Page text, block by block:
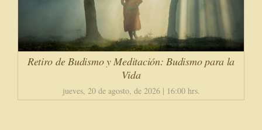
Retiro de Budismo y Meditación: Budismo para la
Vida
jueves, 20 de agosto, de 2026 | 16:00 hrs.